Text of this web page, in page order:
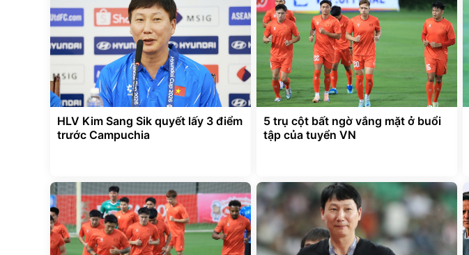
HLV Kim Sang Sik quyết lấy 3 điểm
trước Campuchia
5 trụ cột bất ngờ vắng mặt ở buổi
tập của tuyển VN